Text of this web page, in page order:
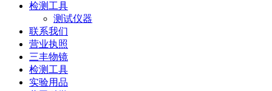
检测工具
测试仪器
联系我们
营业执照
三丰物镜
检测工具
实验用品